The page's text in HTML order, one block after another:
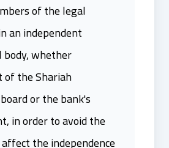
of the legal
an independent
whether
of the Shariah
or the bank's
in order to avoid the
the independence